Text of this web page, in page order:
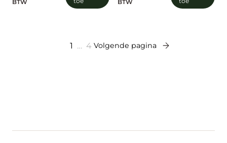
BTW BTW
1 … 4 Volgende pagina